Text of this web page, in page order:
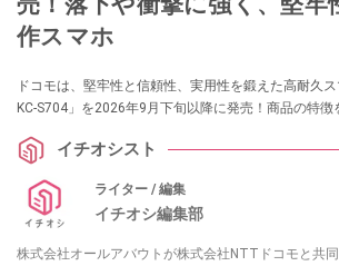
作スマホ
ドコモは、堅牢性と信頼性、実用性を鍛えた高耐久
KC-S704」を2026年9月下旬以降に発売！商品の特徴
イチオシスト
ライター / 編集
イチオシ編集部
株式会社オールアバウトが株式会社NTTドコモと共